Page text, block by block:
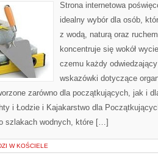
Strona internetowa
idealny wybór dla osób,
z wodą, naturą oraz
koncentruje się wokół
czemu każdy
wskazówki dotyczące
zarówno dla początkujących, jak i
i Łodzie i Kajakarstwo dla
szlakach wodnych, które […]
W KOŚCIELE